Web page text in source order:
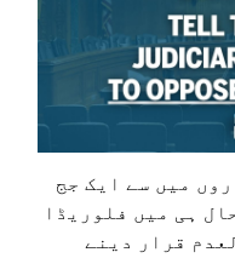
میں سے ایک جج
ہی میں فلوریڈا
قرار دینے